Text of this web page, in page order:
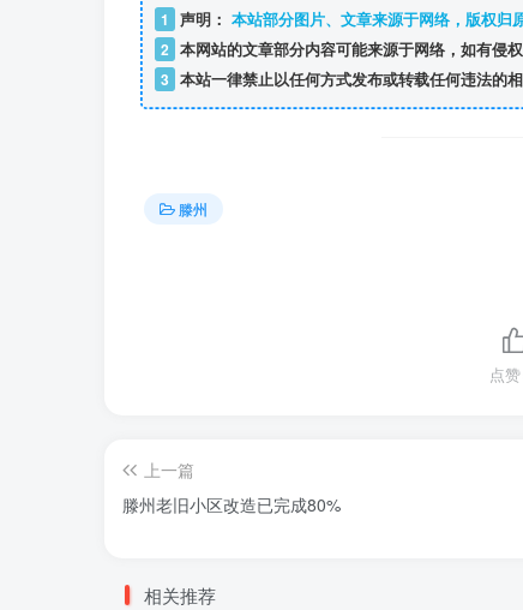
1 声明： 本站部分图片、文章来源于网络，版权归
2 本网站的文章部分内容可能来源于网络，如有侵
3 本站一律禁止以任何方式发布或转载任何违法的
滕州
点赞
上一篇
滕州老旧小区改造已完成80%
相关推荐